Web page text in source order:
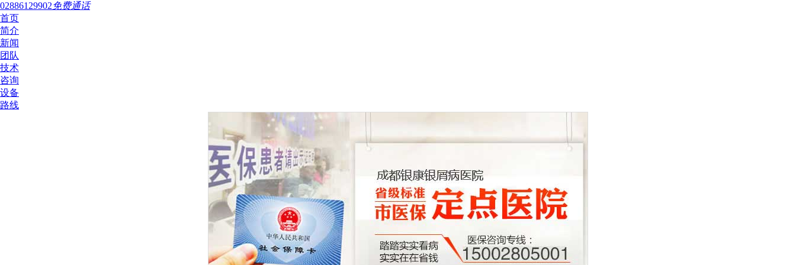
02886129902免费通话
首页
简介
新闻
团队
技术
咨询
设备
路线